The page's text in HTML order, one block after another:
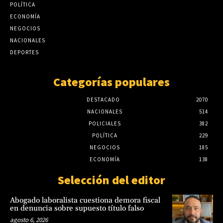
POLÍTICA
ECONOMÍA
NEGOCIOS
NACIONALES
DEPORTES
Categorías populares
DESTACADO
2070
NACIONALES
514
POLICIALES
382
POLÍTICA
229
NEGOCIOS
185
ECONOMÍA
138
Selección del editor
Abogado laboralista cuestiona demora fiscal
en denuncia sobre supuesto título falso
agosto 6, 2026